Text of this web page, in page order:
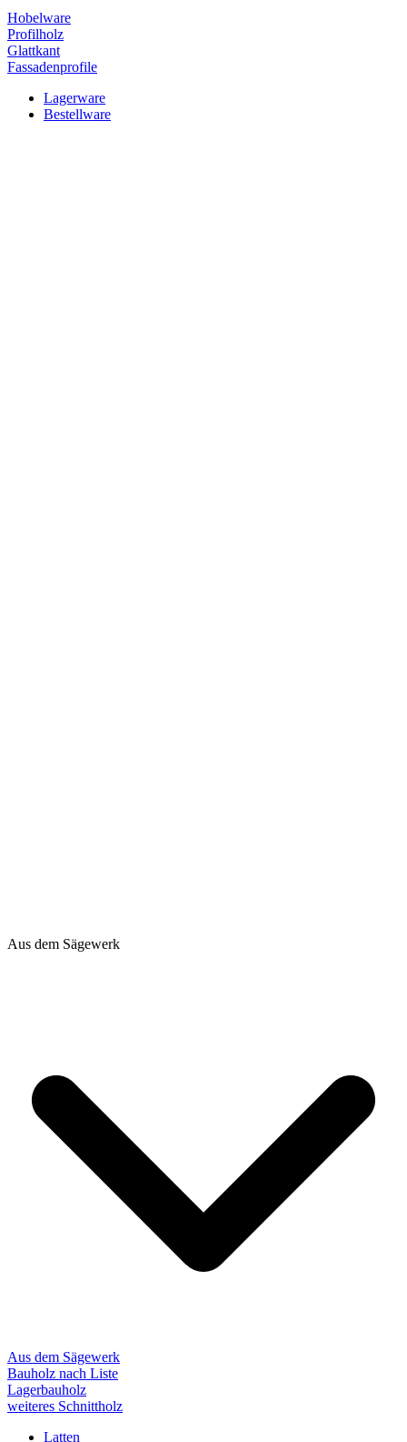
Hobelware
Profilholz
Glattkant
Fassadenprofile
Lagerware
Bestellware
Aus dem Sägewerk
Aus dem Sägewerk
Bauholz nach Liste
Lagerbauholz
weiteres Schnittholz
Latten